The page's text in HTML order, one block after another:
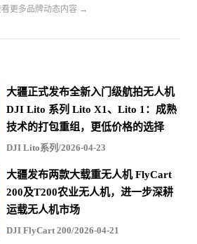
用挂载，打破光照限制，无论是白
看更多品牌动态内容 →
大疆正式发布全新入门级航拍无人机
DJI Lito 系列 Lito X1、Lito 1：成熟
技术的打包重组，更低价格的选择
DJI Lito系列/2026-04-23
大疆发布两款大载重无人机 FlyCart
200及T200农业无人机，进一步深耕
运载无人机市场
DJI FlyCart 200/2026-04-21